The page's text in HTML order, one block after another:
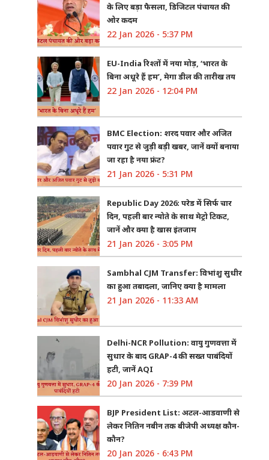
के लिए बड़ा फैसला, डिजिटल पंचायत की
ओर कदम
22 Jan 2026 - 5:37 PM
EU-India रिश्तों में नया मोड़, ‘भारत के
बिना अधूरे हैं हम’, मेगा डील की तारीख तय
22 Jan 2026 - 12:04 PM
BMC Election: शरद पवार और अजित
पवार गुट से जुड़ी बड़ी खबर, जानें क्यों बनाया
जा रहा है नया फ्रंट?
21 Jan 2026 - 5:31 PM
Republic Day 2026: परेड में सिर्फ चार
दिन, पहली बार न्योते के साथ मेट्रो टिकट,
जानें और क्या है खास इंतजाम
21 Jan 2026 - 3:05 PM
Sambhal CJM Transfer: विभांशु सुधीर
का हुआ तबादला, जानिए क्या है मामला
21 Jan 2026 - 11:33 AM
Delhi-NCR Pollution: वायु गुणवत्ता में
सुधार के बाद GRAP-4 की सख्त पाबंदियों
हटी, जानें AQI
20 Jan 2026 - 7:39 PM
BJP President List: अटल-आडवाणी से
लेकर नितिन नबीन तक बीजेपी अध्यक्ष कौन-
कौन?
20 Jan 2026 - 6:43 PM